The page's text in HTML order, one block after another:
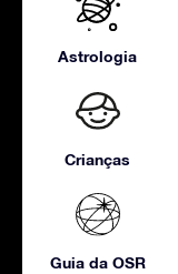
Astrologia
Crianças
Guia da OSR